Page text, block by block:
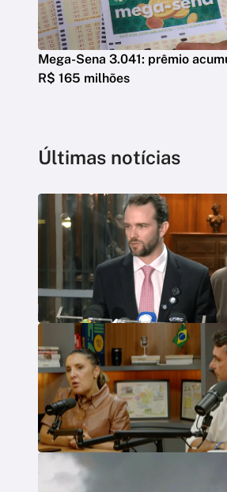
Mega-Sena 3.041: prêmio
R$ 165 milhões
Últimas notícias